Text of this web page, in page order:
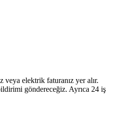
veya elektrik faturanız yer alır.
göndereceğiz. Ayrıca 24 iş